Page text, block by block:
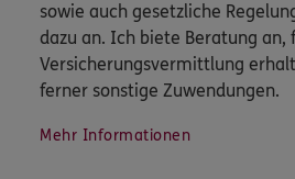
sowie auch gesetzliche
dazu an. Ich biete Beratung an,
Versicherungsvermittlung
ferner sonstige Zuwendungen.
Mehr Informationen